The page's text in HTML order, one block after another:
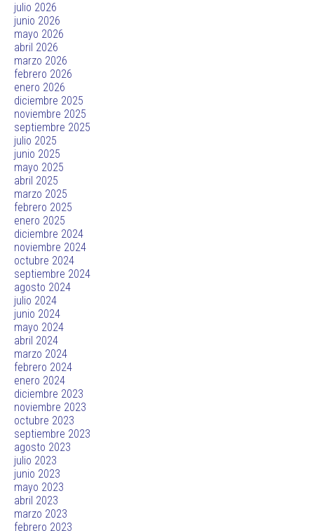
julio 2026
junio 2026
mayo 2026
abril 2026
marzo 2026
febrero 2026
enero 2026
diciembre 2025
noviembre 2025
septiembre 2025
julio 2025
junio 2025
mayo 2025
abril 2025
marzo 2025
febrero 2025
enero 2025
diciembre 2024
noviembre 2024
octubre 2024
septiembre 2024
agosto 2024
julio 2024
junio 2024
mayo 2024
abril 2024
marzo 2024
febrero 2024
enero 2024
diciembre 2023
noviembre 2023
octubre 2023
septiembre 2023
agosto 2023
julio 2023
junio 2023
mayo 2023
abril 2023
marzo 2023
febrero 2023